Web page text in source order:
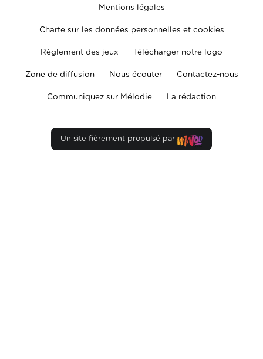
Mentions légales
Charte sur les données personnelles et cookies
Règlement des jeux Télécharger notre logo
Zone de diffusion Nous écouter Contactez-nous
Communiquez sur Mélodie La rédaction
Un site fièrement propulsé par